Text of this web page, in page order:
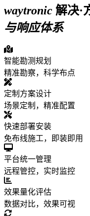
waytronic 解决·
与响应体系
智能勘测规划
精准勘察，科学布点
定制方案设计
场景定制，精准配置
快速部署安装
免布线施工，即装即用
平台统一管理
远程管控，实时监控
效果量化评估
数据对比，效果可视